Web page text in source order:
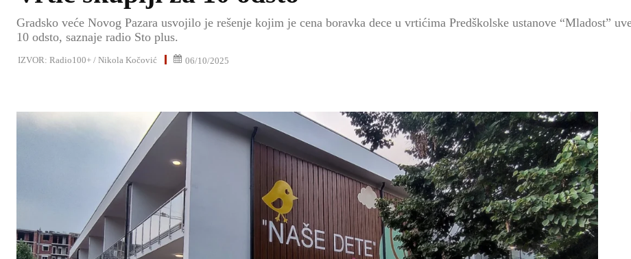
Gradsko veće Novog Pazara usvojilo je rešenje kojim je cena boravka dece u vrtićima Predškolske ustanove “Mladost”
10 odsto, saznaje radio Sto plus.
IZVOR: Radio100+ / Nikola Kočović 06/10/2025